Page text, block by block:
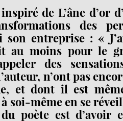
inspiré de L’âne d’or
des
son entreprise : «
au moins pour le
des
n’ont pas
et dont il est
soi-même en se
poète est d’avoir